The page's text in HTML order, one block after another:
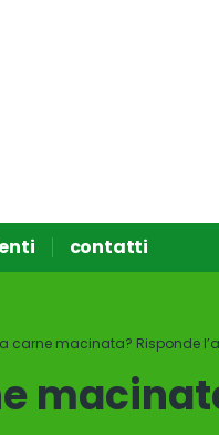
contatti
carne macinata? Risponde